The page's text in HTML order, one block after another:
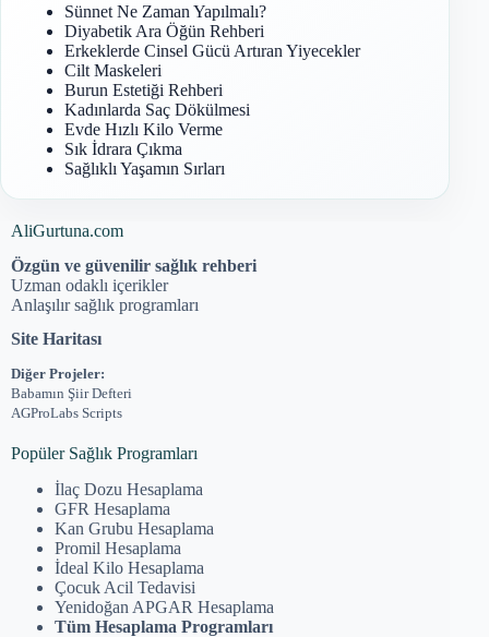
Sünnet Ne Zaman Yapılmalı?
Diyabetik Ara Öğün Rehberi
Erkeklerde Cinsel Gücü Artıran Yiyecekler
Cilt Maskeleri
Burun Estetiği Rehberi
Kadınlarda Saç Dökülmesi
Evde Hızlı Kilo Verme
Sık İdrara Çıkma
Sağlıklı Yaşamın Sırları
AliGurtuna.com
Özgün ve güvenilir sağlık rehberi
Uzman odaklı içerikler
Anlaşılır sağlık programları
Site Haritası
Diğer Projeler:
Babamın Şiir Defteri
AGProLabs Scripts
Popüler Sağlık Programları
İlaç Dozu Hesaplama
GFR Hesaplama
Kan Grubu Hesaplama
Promil Hesaplama
İdeal Kilo Hesaplama
Çocuk Acil Tedavisi
Yenidoğan APGAR Hesaplama
Tüm Hesaplama Programları